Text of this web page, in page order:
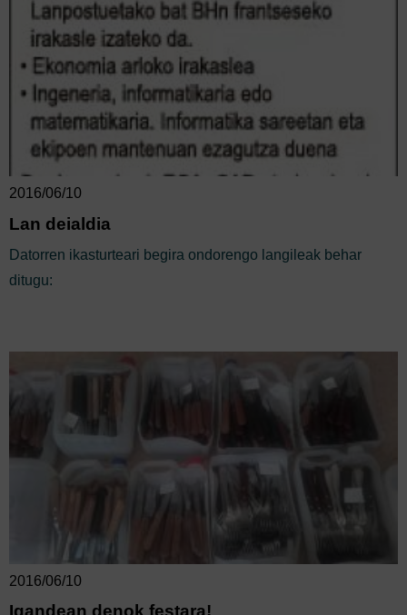
2016/06/10
Lan deialdia
Datorren ikasturteari begira ondorengo langileak behar
ditugu:
2016/06/10
Igandean denok festara!